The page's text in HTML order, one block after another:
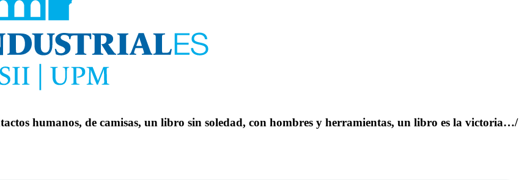
humanos, de camisas, un libro sin soledad, con hombres y herramientas, un libro es la victoria…/